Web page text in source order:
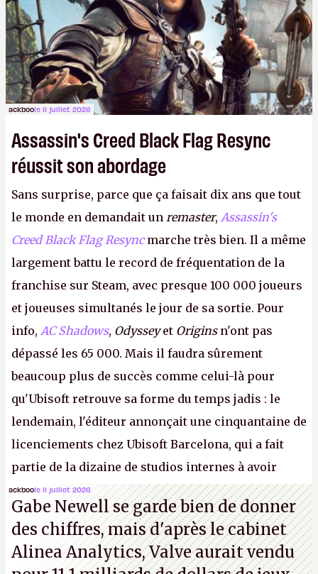
ackboole 11 juillet 2026
Assassin's Creed Black Flag Resync
réussit son abordage
Sans surprise, parce que ça faisait dix ans que tout
le monde en demandait un remaster, Assassin's
Creed Black Flag Resyncmarche très bien. Il a même
largement battu le record de fréquentation de la
franchise sur Steam, avec presque 100 000 joueurs
et joueuses simultanés le jour de sa sortie. Pour
info, AC Shadows, Odysseyet Originsn'ont pas
dépassé les 65 000. Mais il faudra sûrement
beaucoup plus de succès comme celui-là pour
qu'Ubisoft retrouve sa forme du temps jadis : le
lendemain, l'éditeur annonçait une cinquantaine de
licenciements chez Ubisoft Barcelona, qui a fait
partie de la dizaine de studios internes à avoir
travaillé sur cetAssassin's Creedsous la direction
d'Ubisoft Singapour.A.
ackboole 11 juillet 2026
Gabe Newell se garde bien de donner
des chiffres, mais d'après le cabinet
Alinea Analytics, Valve aurait vendu